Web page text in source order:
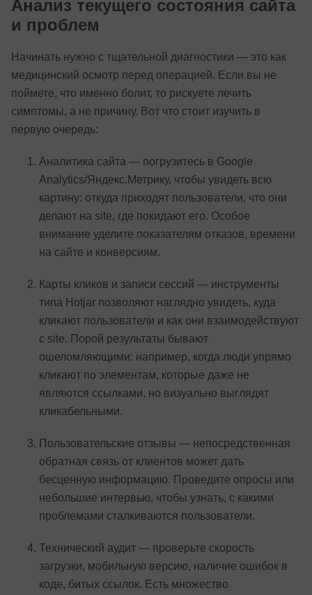
Анализ текущего состояния сайта
и проблем
Начинать нужно с тщательной диагностики — это как
медицинский осмотр перед операцией. Если вы не
поймете, что именно болит, то рискуете лечить
симптомы, а не причину. Вот что стоит изучить в
первую очередь:
Аналитика сайта — погрузитесь в Google
Analytics/Яндекс.Метрику, чтобы увидеть всю
картину: откуда приходят пользователи, что они
делают на site, где покидают его. Особое
внимание уделите показателям отказов, времени
на сайте и конверсиям.
Карты кликов и записи сессий — инструменты
типа Hotjar позволяют наглядно увидеть, куда
кликают пользователи и как они взаимодействуют
с site. Порой результаты бывают
ошеломляющими: например, когда люди упрямо
кликают по элементам, которые даже не
являются ссылками, но визуально выглядят
кликабельными.
Пользовательские отзывы — непосредственная
обратная связь от клиентов может дать
бесценную информацию. Проведите опросы или
небольшие интервью, чтобы узнать, с какими
проблемами сталкиваются пользователи.
Технический аудит — проверьте скорость
загрузки, мобильную версию, наличие ошибок в
коде, битых ссылок. Есть множество